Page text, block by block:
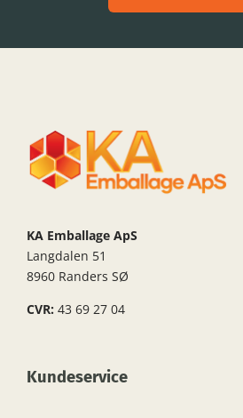
KA Emballage ApS
Langdalen 51
8960 Randers SØ
CVR: 43 69 27 04
Kundeservice